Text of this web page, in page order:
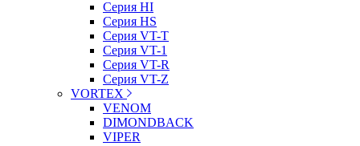
Серия HI
Серия HS
Серия VT-T
Серия VT-1
Серия VT-R
Серия VT-Z
VORTEX
VENOM
DIMONDBACK
VIPER